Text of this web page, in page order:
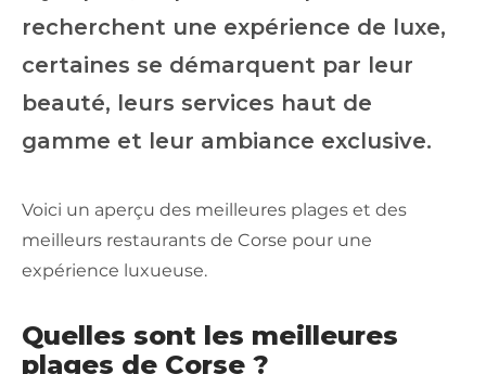
recherchent une expérience de luxe,
certaines se démarquent par leur
beauté, leurs services haut de
gamme et leur ambiance exclusive.
Voici un aperçu des meilleures plages et des
meilleurs restaurants de Corse pour une
expérience luxueuse.
Quelles sont les meilleures
plages de Corse ?